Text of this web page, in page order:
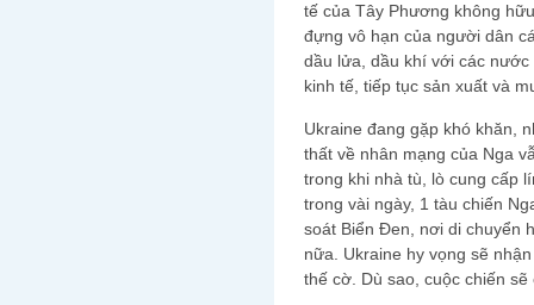
tế của Tây Phương không
đựng vô hạn của người dân
dầu lửa, dầu khí với các
kinh tế, tiếp tục sản xuất và
Ukraine đang gặp khó khăn,
thất về nhân mạng của Nga
trong khi nhà tù, lò cung cấp
trong vài ngày, 1 tàu chiến
soát Biển Đen, nơi di chuyển
nữa. Ukraine hy vọng sẽ
thế cờ. Dù sao, cuộc chiến sẽ